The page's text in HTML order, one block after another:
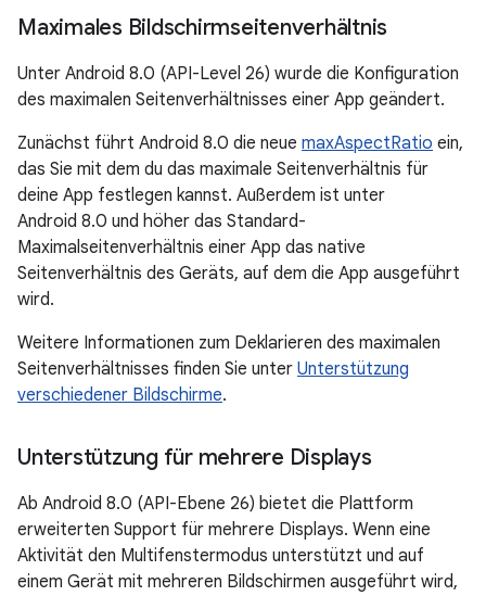
Maximales Bildschirmseitenverhältnis
Unter Android 8.0 (API-Level 26) wurde die Konfiguration
des maximalen Seitenverhältnisses einer App geändert.
Zunächst führt Android 8.0 die neue maxAspectRatio ein,
das Sie mit dem du das maximale Seitenverhältnis für
deine App festlegen kannst. Außerdem ist unter
Android 8.0 und höher das Standard-
Maximalseitenverhältnis einer App das native
Seitenverhältnis des Geräts, auf dem die App ausgeführt
wird.
Weitere Informationen zum Deklarieren des maximalen
Seitenverhältnisses finden Sie unter Unterstützung
verschiedener Bildschirme.
Unterstützung für mehrere Displays
Ab Android 8.0 (API-Ebene 26) bietet die Plattform
erweiterten Support für mehrere Displays. Wenn eine
Aktivität den Multifenstermodus unterstützt und auf
einem Gerät mit mehreren Bildschirmen ausgeführt wird,